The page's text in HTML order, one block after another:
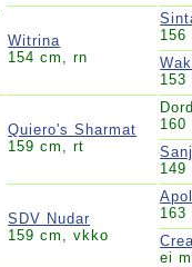
Witrina
154 cm, rn
153
Quiero's Sharmat
159 cm, rt
160
SDV Nudar
159 cm, vkko
ei